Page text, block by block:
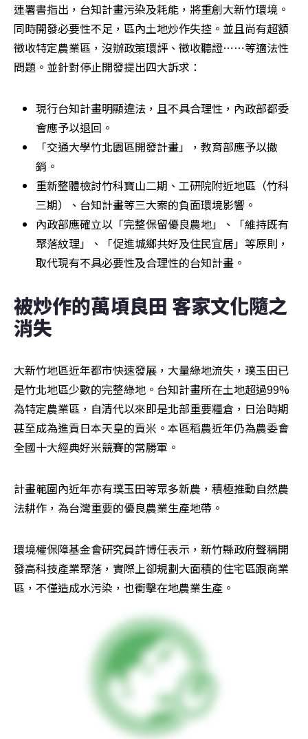
連署書指出，台知計畫污染及耗能，將重創大新竹環境。
同時開發必要性不足，區內土地炒作失控。並且尚有超額
徵收特定農業區，沒辦政策環評、徵收聽證⋯⋯等適法性
問題。並針對停止開發提出四大訴求：
現行台知計畫明顯違法，且不具合理性，內政部都委
會應予以退回。
「交通大學竹北園區開發計畫」，教育部應予以撤
銷。
重新整體檢討竹科寶山二期、工研院附近地區（竹科
三期）、台知計畫等三大案的負面環境影響。
內政部應確立以「完整保留優良農地」、「維持既有
聚落紋理」、「促進城鄉共好及住民宜居」等原則，
取代現有不具必要性及合理性的台知計畫。
被炒作的萬頃良田 客家文化隨之
消失
大新竹地區近年都市快速發展，大量綠地流失，璞玉田已
是竹北地區少數的完整綠地。台知計畫所在土地超過99%
為特定農業區，自清代以來即是北部重要糧倉，日治時期
甚至成為進貢日本天皇的貢米。本區稻農近年仍為農委會
全國十大經典好米競賽的常勝軍。
計畫範圍內近年亦有璞玉田等眾多新農，積極推動自然農
法耕作，為台灣重要的優良農業生產地帶。
環境權保障基金會研究員許博任表示，新竹縣政府聲稱開
發高科技產業聚落，實際上卻規劃大面積的住宅區跟商業
區，不僅造成水污染，也衝擊在地農業生產。